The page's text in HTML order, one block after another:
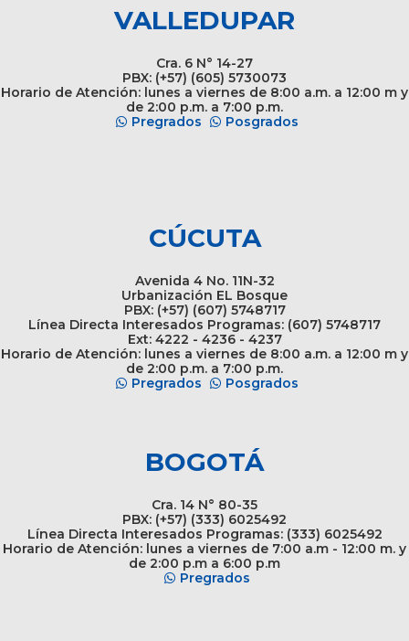
VALLEDUPAR
Cra. 6 N° 14-27
PBX: (+57) (605) 5730073
Horario de Atención: lunes a viernes de 8:00 a.m. a 12:00 m y
de 2:00 p.m. a 7:00 p.m.
Pregrados
Posgrados
CÚCUTA
Avenida 4 No. 11N-32
Urbanización EL Bosque
PBX: (+57) (607) 5748717
Línea Directa Interesados Programas: (607) 5748717
Ext: 4222 - 4236 - 4237
Horario de Atención: lunes a viernes de 8:00 a.m. a 12:00 m y
de 2:00 p.m. a 7:00 p.m.
Pregrados
Posgrados
BOGOTÁ
Cra. 14 N° 80-35
PBX: (+57) (333) 6025492
Línea Directa Interesados Programas: (333) 6025492
Horario de Atención: lunes a viernes de 7:00 a.m - 12:00 m. y
de 2:00 p.m a 6:00 p.m
Pregrados